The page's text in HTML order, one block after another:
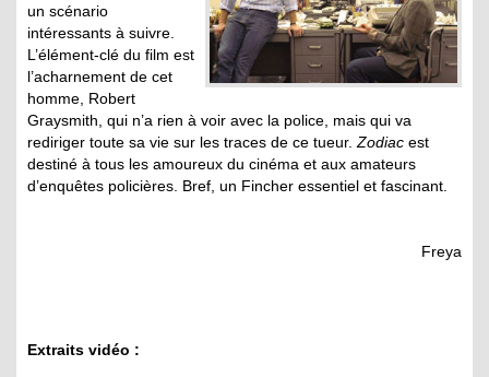
un scénario
intéressants à suivre.
L’élément-clé du film est
l’acharnement de cet
homme, Robert
Graysmith, qui n’a rien à voir avec la police, mais qui va
rediriger toute sa vie sur les traces de ce tueur. Zodiac est
destiné à tous les amoureux du cinéma et aux amateurs
d’enquêtes policières. Bref, un Fincher essentiel et fascinant.
Freya
Extraits vidéo :